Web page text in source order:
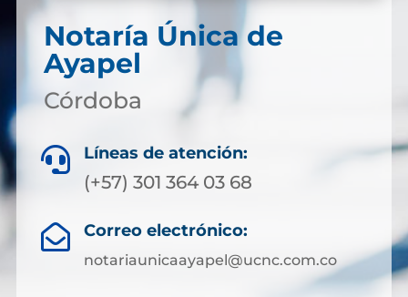
Notaría Única de
Ayapel
Córdoba
 Líneas de atención:
(+57) 301 364 03 68
 Correo electrónico:
notariaunicaayapel@ucnc.com.co